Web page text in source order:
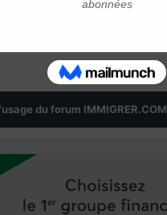
ANNONCES
du forum IMMIGRER.COM